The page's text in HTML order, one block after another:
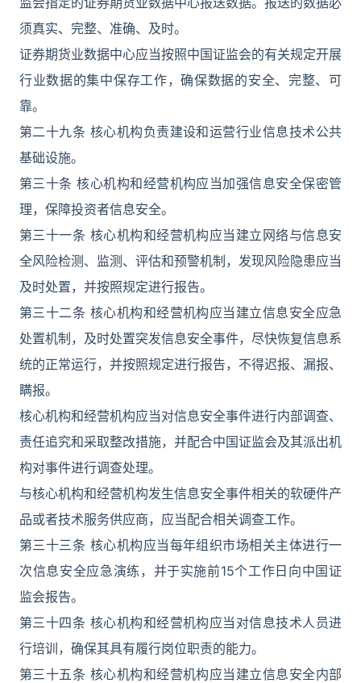
须真实、完整、准确、及时。
证券期货业数据中心应当按照中国证监会的有关规定开展
行业数据的集中保存工作，确保数据的安全、完整、可
靠。
第二十九条 核心机构负责建设和运营行业信息技术公共
基础设施。
第三十条 核心机构和经营机构应当加强信息安全保密管
理，保障投资者信息安全。
第三十一条 核心机构和经营机构应当建立网络与信息安
全风险检测、监测、评估和预警机制，发现风险隐患应当
及时处置，并按照规定进行报告。
第三十二条 核心机构和经营机构应当建立信息安全应急
处置机制，及时处置突发信息安全事件，尽快恢复信息系
统的正常运行，并按照规定进行报告，不得迟报、漏报、
瞒报。
核心机构和经营机构应当对信息安全事件进行内部调查、
责任追究和采取整改措施，并配合中国证监会及其派出机
构对事件进行调查处理。
与核心机构和经营机构发生信息安全事件相关的软硬件产
品或者技术服务供应商，应当配合相关调查工作。
第三十三条 核心机构应当每年组织市场相关主体进行一
次信息安全应急演练，并于实施前15个工作日向中国证
监会报告。
第三十四条 核心机构和经营机构应当对信息技术人员进
行培训，确保其具有履行岗位职责的能力。
第三十五条 核心机构和经营机构应当建立信息安全内部